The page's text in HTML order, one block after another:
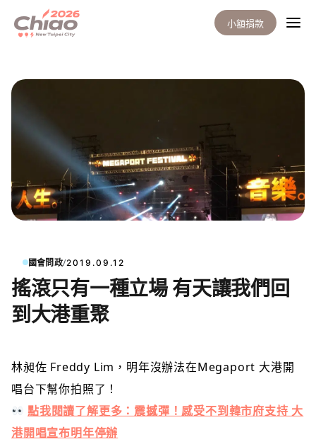
小額捐款
國會問政/2019.09.12
搖滾只有一種立場 有天讓我們回
到大港重聚
林昶佐 Freddy Lim，明年沒辦法在Megaport 大港開
唱台下幫你拍照了！
點我閱讀了解更多：震撼彈！感受不到韓市府支持 大
港開唱宣布明年停辦